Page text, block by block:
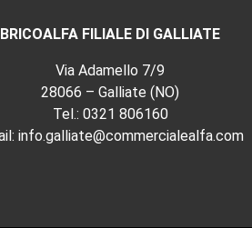
BRICOALFA FILIALE DI GALLIATE
Via Adamello 7/9
28066 – Galliate (NO)
Tel.: 0321 806160
info.galliate@commercialealfa.com